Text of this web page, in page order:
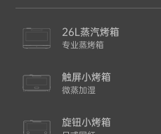
26L蒸汽烤箱
专业蒸烤箱
触屏小烤箱
微蒸加湿
旋钮小烤箱